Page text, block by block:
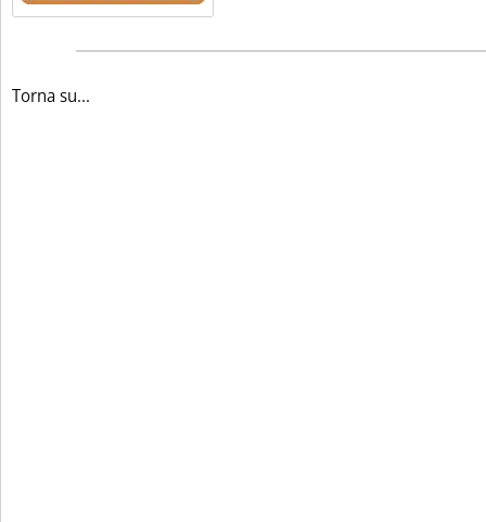
Torna su...